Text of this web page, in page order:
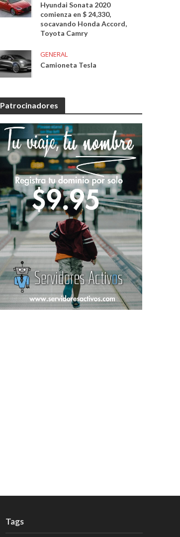
Hyundai Sonata 2020
comienza en $ 24,330,
socavando Honda Accord,
Toyota Camry
GENERAL
Camioneta Tesla
Patrocinadores
Tags